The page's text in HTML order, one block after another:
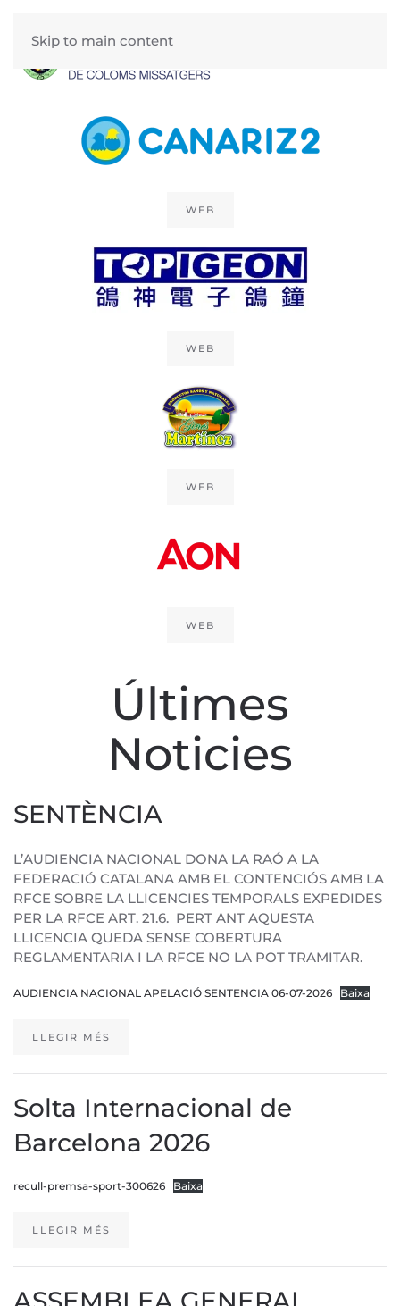
Skip to main content
Federació
Columbòfila
Catalana de
Coloms Missatgers
WEB
WEB
WEB
WEB
Últimes
Noticies
SENTÈNCIA
L’AUDIENCIA NACIONAL DONA LA RAÓ A LA
FEDERACIÓ CATALANA AMB EL CONTENCIÓS AMB LA
RFCE SOBRE LA LLICENCIES TEMPORALS EXPEDIDES
PER LA RFCE ART. 21.6. PERT ANT AQUESTA
LLICENCIA QUEDA SENSE COBERTURA
REGLAMENTARIA I LA RFCE NO LA POT TRAMITAR.
AUDIENCIA NACIONAL APELACIÓ SENTENCIA 06-07-2026 Baixa
LLEGIR MÉS
Solta Internacional de
Barcelona 2026
recull-premsa-sport-300626 Baixa
LLEGIR MÉS